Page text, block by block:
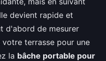
devient rapide et
d'abord de mesurer
terrasse pour une
la bâche portable pour